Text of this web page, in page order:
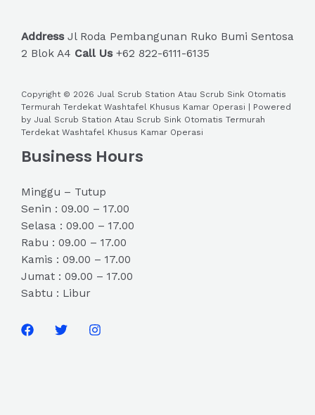
AddressJl Roda Pembangunan Ruko Bumi Sentosa
2 Blok A4 Call Us+62 822-6111-6135
Copyright © 2026 Jual Scrub Station Atau Scrub Sink Otomatis
Termurah Terdekat Washtafel Khusus Kamar Operasi | Powered
by Jual Scrub Station Atau Scrub Sink Otomatis Termurah
Terdekat Washtafel Khusus Kamar Operasi
Business Hours
Minggu – Tutup
Senin : 09.00 – 17.00
Selasa : 09.00 – 17.00
Rabu : 09.00 – 17.00
Kamis : 09.00 – 17.00
Jumat : 09.00 – 17.00
Sabtu : Libur